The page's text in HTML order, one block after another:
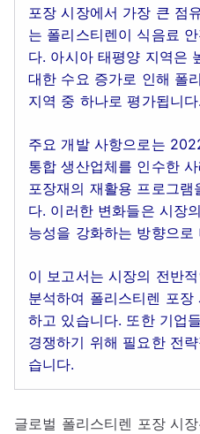
포장 시장에서 가장 큰 점
는 폴리스티렌이 식음료
다. 아시아 태평양 지역은
대한 수요 증가로 인해 폴
지역 중 하나로 평가됩니다.
주요 개발 사항으로는
통합 생산업체를 인수한
포장재의 재활용 프로그
다. 이러한 변화들은 시장
능성을 강화하는 방향으로
이 보고서는 시장의 전반
분석하여 폴리스티렌 포
하고 있습니다. 또한 기업
경쟁하기 위해 필요한 전
습니다.
글로벌 폴리스티렌 포장 시